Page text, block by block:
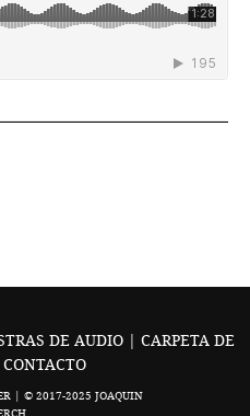
DE AUDIO | CARPETA DE
CONTACTO
| © 2017-2025 JOAQUIN